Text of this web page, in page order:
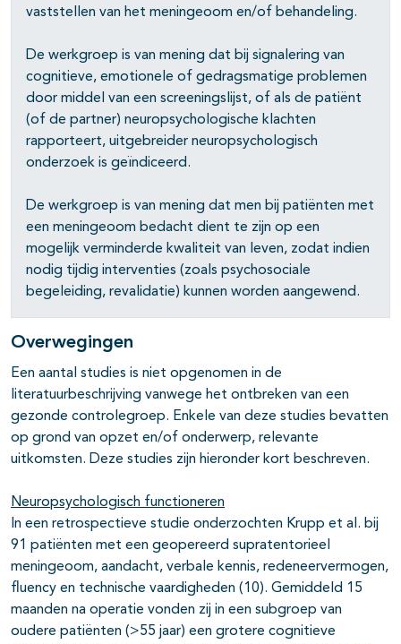
vaststellen van het meningeoom en/of behandeling.
De werkgroep is van mening dat bij signalering van
cognitieve, emotionele of gedragsmatige problemen
door middel van een screeningslijst, of als de patiënt
(of de partner) neuropsychologische klachten
rapporteert, uitgebreider neuropsychologisch
onderzoek is geïndiceerd.
De werkgroep is van mening dat men bij patiënten met
een meningeoom bedacht dient te zijn op een
mogelijk verminderde kwaliteit van leven, zodat indien
nodig tijdig interventies (zoals psychosociale
begeleiding, revalidatie) kunnen worden aangewend.
Overwegingen
Een aantal studies is niet opgenomen in de
literatuurbeschrijving vanwege het ontbreken van een
gezonde controlegroep. Enkele van deze studies bevatten
op grond van opzet en/of onderwerp, relevante
uitkomsten. Deze studies zijn hieronder kort beschreven.
Neuropsychologisch functioneren
In een retrospectieve studie onderzochten Krupp et al. bij
91 patiënten met een geopereerd supratentorieel
meningeoom, aandacht, verbale kennis, redeneervermogen,
fluency en technische vaardigheden (10). Gemiddeld 15
maanden na operatie vonden zij in een subgroep van
oudere patiënten (>55 jaar) een grotere cognitieve